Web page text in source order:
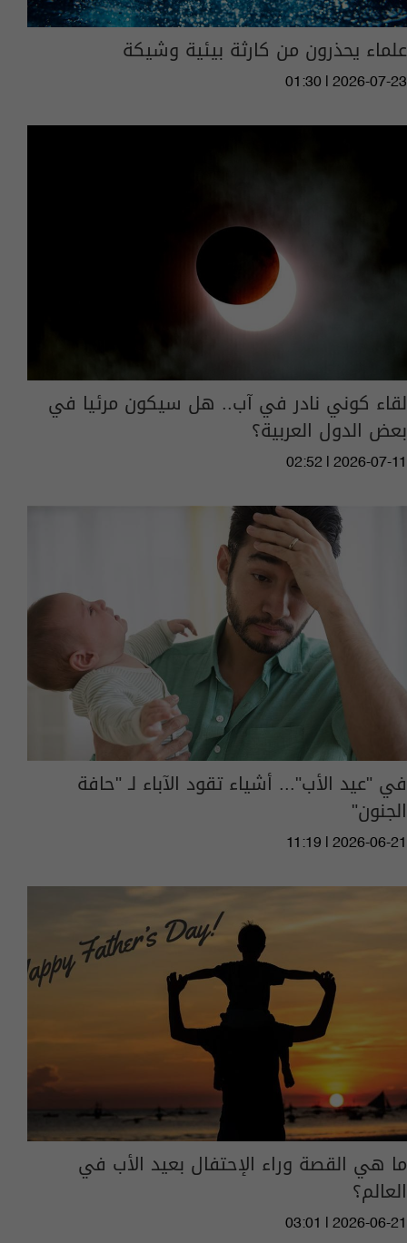
علماء يحذرون من كارثة بيئية وشيكة
01:30 | 2026-07-23
لقاء كوني نادر في آب.. هل سيكون مرئيا في
بعض الدول العربية؟
02:52 | 2026-07-11
في "عيد الأب"... أشياء تقود الآباء لـ "حافة
الجنون"
11:19 | 2026-06-21
ما هي القصة وراء الإحتفال بعيد الأب في
العالم؟
03:01 | 2026-06-21